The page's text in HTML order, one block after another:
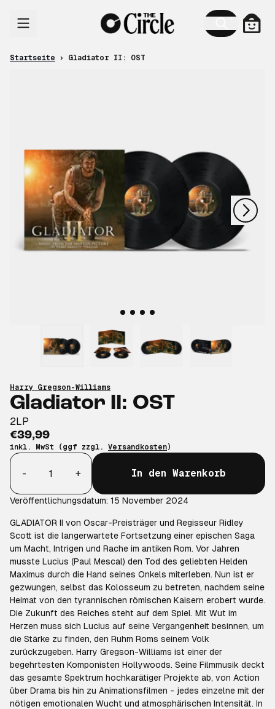
Startseite › Gladiator II: OST
vorheriges
nächstes
Harry Gregson-Williams
Gladiator II: OST
2LP
€39,99
inkl. MwSt (ggf zzgl. Versandkosten)
Anzahl
-
+ In den Warenkorb
Veröffentlichungsdatum: 15 November 2024
GLADIATOR II von Oscar-Preisträger und Regisseur Ridley
Scott ist die langerwartete Fortsetzung einer epischen Saga
um Macht, Intrigen und Rache im antiken Rom. Vor Jahren
musste Lucius (Paul Mescal) den Tod des geliebten Helden
Maximus durch die Hand seines Onkels miterleben. Nun ist er
gezwungen, selbst das Kolosseum zu betreten, nachdem seine
Heimat von den tyrannischen römischen Kaisern erobert wurde.
Die Zukunft des Reiches steht auf dem Spiel. Mit Wut im
Herzen muss sich Lucius auf seine Vergangenheit besinnen, um
die Stärke zu finden, den Ruhm Roms seinem Volk
zurückzugeben. Harry Gregson-Williams ist einer der
begehrtesten Komponisten Hollywoods. Seine Filmmusik deckt
das gesamte Spektrum hochkarätiger Projekte ab, von Action
über Drama bis hin zu Animationsfilmen - jedes einzelne mit der
nötigen emotionalen Wucht und atmosphärischen Intensität. In